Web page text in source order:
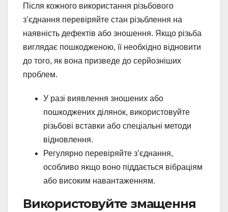
Після кожного використання різьбового
з’єднання перевіряйте стан різьблення на
наявність дефектів або зношення. Якщо різьба
виглядає пошкодженою, її необхідно відновити
до того, як вона призведе до серйозніших
проблем.
У разі виявлення зношених або
пошкоджених ділянок, використовуйте
різьбові вставки або спеціальні методи
відновлення.
Регулярно перевіряйте з’єднання,
особливо якщо воно піддається вібраціям
або високим навантаженням.
Використовуйте змащення